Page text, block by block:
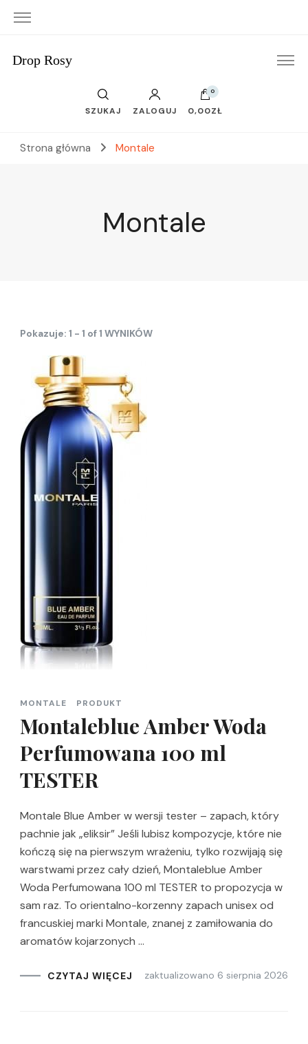
Drop Rosy
SZUKAJ ZALOGUJ
0
0,00ZŁ
Strona główna Montale
Montale
Pokazuje: 1 - 1 of 1 WYNIKÓW
MONTALE PRODUKT
Montaleblue Amber Woda
Perfumowana 100 ml
TESTER
Montale Blue Amber w wersji tester – zapach, który
pachnie jak „eliksir” Jeśli lubisz kompozycje, które nie
kończą się na pierwszym wrażeniu, tylko rozwijają się
warstwami przez cały dzień, Montaleblue Amber
Woda Perfumowana 100 ml TESTER to propozycja w
sam raz. To orientalno-korzenny zapach unisex od
francuskiej marki Montale, znanej z zamiłowania do
aromatów kojarzonych …
CZYTAJ WIĘCEJ zaktualizowano 6 sierpnia 2026